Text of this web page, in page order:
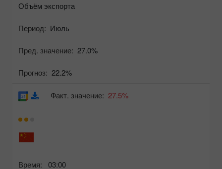
Объём экспорта
Период: Июль
Пред. значение: 27.0%
Прогноз: 22.2%
Время: 03:00
Факт. значение: 27.5%